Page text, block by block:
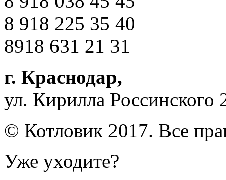
8 918 225 35 40
8918 631 21 31
г. Краснодар,
ул. Кирилла Россинского
© Котловик 2017. Все
Уже уходите?